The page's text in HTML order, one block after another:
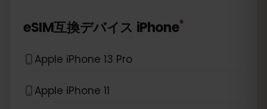
eSIM互換デバイス iPhone*
Apple iPhone 13 Pro
Apple iPhone 11